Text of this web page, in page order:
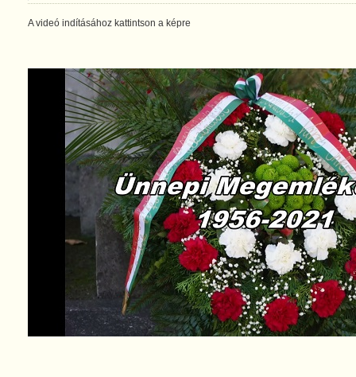
A videó indításához kattintson a képre